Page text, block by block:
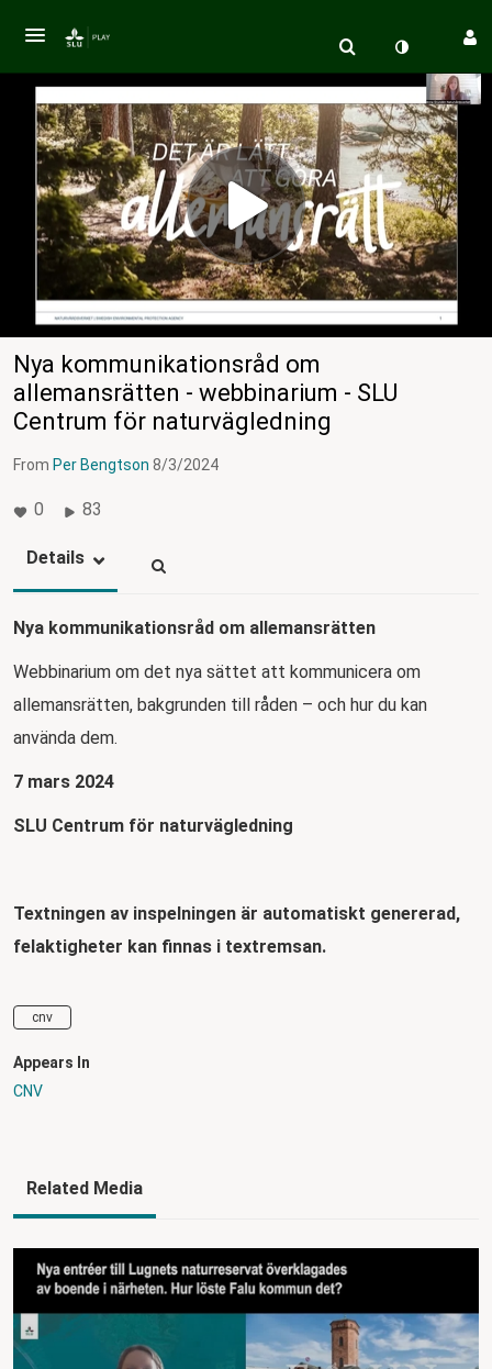
Nya kommunikationsråd om
allemansrätten - webbinarium - SLU
Centrum för naturvägledning
From Per Bengtson 8/3/2024
0 83
Details
Nya kommunikationsråd om allemansrätten
Webbinarium om det nya sättet att kommunicera om
allemansrätten, bakgrunden till råden – och hur du kan
använda dem.
7 mars 2024
SLU Centrum för naturvägledning
Textningen av inspelningen är automatiskt genererad,
felaktigheter kan finnas i textremsan.
cnv
Appears In
CNV
Related Media